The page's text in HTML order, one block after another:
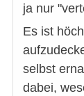
ja nur
Es ist
selbst
dabei,